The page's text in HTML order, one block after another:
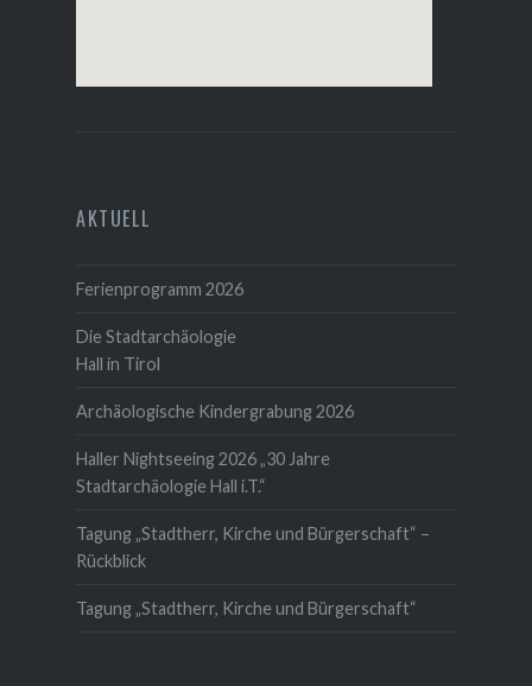
AKTUELL
Ferienprogramm 2026
Die Stadtarchäologie
Hall in Tirol
Archäologische Kindergrabung 2026
Haller Nightseeing 2026 „30 Jahre
Stadtarchäologie Hall i.T.“
Tagung „Stadtherr, Kirche und Bürgerschaft“ –
Rückblick
Tagung „Stadtherr, Kirche und Bürgerschaft“